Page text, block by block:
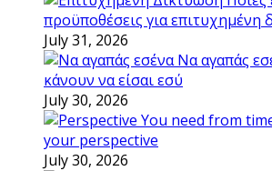
προϋποθέσεις για επιτυχημένη
July 31, 2026
Να αγαπάς
κάνουν να είσαι εσύ
July 30, 2026
You need from
your perspective
July 30, 2026